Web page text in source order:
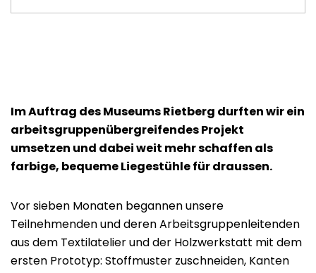
Im Auftrag des Museums Rietberg durften wir ein
arbeitsgruppenübergreifendes Projekt
umsetzen und dabei weit mehr schaffen als
farbige, bequeme Liegestühle für draussen.
Vor sieben Monaten begannen unsere
Teilnehmenden und deren Arbeitsgruppenleitenden
aus dem Textilatelier und der Holzwerkstatt mit dem
ersten Prototyp: Stoffmuster zuschneiden, Kanten